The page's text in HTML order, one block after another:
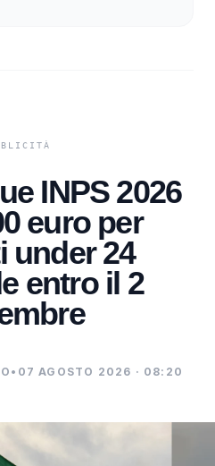
INPS 2026
euro per
under 24
entro il 2
• 07 AGOSTO 2026 · 08:20